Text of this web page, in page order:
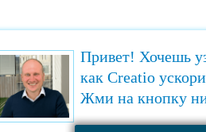
Привет! Хочешь
как Creatio
Жми на кнопку